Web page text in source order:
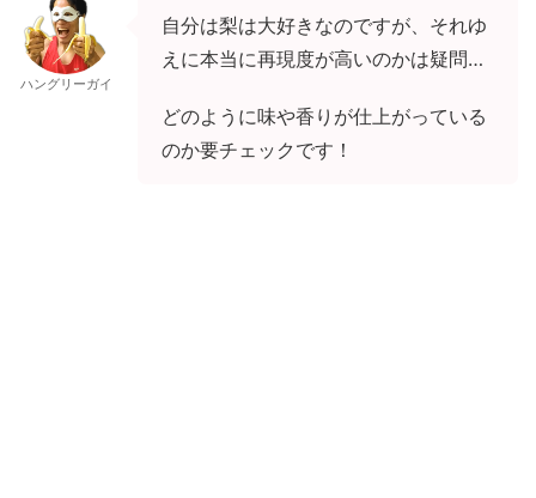
ハングリーガイ
自分は梨は大好きなのですが、それゆ
えに本当に再現度が高いのかは疑問…
どのように味や香りが仕上がっている
のか要チェックです！